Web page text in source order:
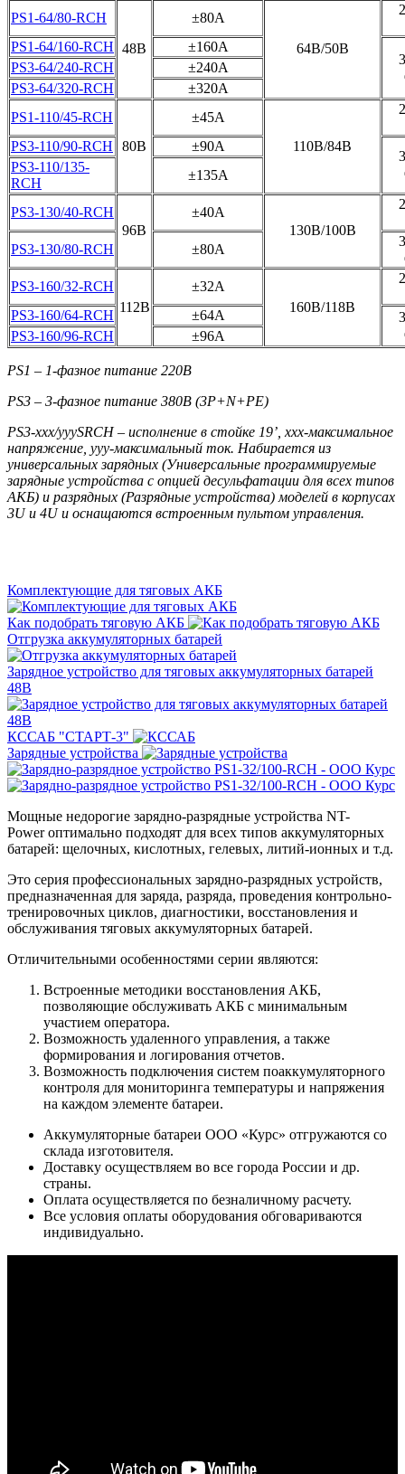
PS1-64/80-RCH
48B
±80А
64В/50В
PS1-64/160-RCH
±160A
PS3-64/240-RCH
±240A
PS3-64/320-RCH
±320A
PS1-110/45-RCH
80В
±45A
110В/84В
PS3-110/90-RCH ±90A
PS3-110/135-
RCH
±135А
PS3-130/40-RCH
96B
±40A
130В/100В
PS3-130/80-RCH ±80A
PS3-160/32-RCH
112B
±32A
160B/118В
PS3-160/64-RCH ±64A
PS3-160/96-RCH ±96A
PS1 – 1-фазное питание 220В
PS3 – 3-фазное питание 380В (3P+N+PE)
PS3-xxx/yyySRCH – исполнение в стойке 19’, xxx-максимальное
напряжение, yyy-максимальный ток. Набирается из
универсальных зарядных (Универсальные программируемые
зарядные устройства с опцией десульфатации для всех типов
АКБ) и разрядных (Разрядные устройства) моделей в корпусах
3U и 4U и оснащаются встроенным пультом управления.
Комплектующие для тяговых АКБ
Как подобрать тяговую АКБ
Отгрузка аккумуляторных батарей
Зарядное устройство для тяговых аккумуляторных батарей
48В
КССАБ "СТАРТ-3"
Зарядные устройства
Мощные недорогие зарядно-разрядные устройства NT-
Power оптимально подходят для всех типов аккумуляторных
батарей: щелочных, кислотных, гелевых, литий-ионных и т.д.
Это серия профессиональных зарядно-разрядных устройств,
предназначенная для заряда, разряда, проведения контрольно-
тренировочных циклов, диагностики, восстановления и
обслуживания тяговых аккумуляторных батарей.
Отличительными особенностями серии являются:
Встроенные методики восстановления АКБ,
позволяющие обслуживать АКБ с минимальным
участием оператора.
Возможность удаленного управления, а также
формирования и логирования отчетов.
Возможность подключения систем поаккумуляторного
контроля для мониторинга температуры и напряжения
на каждом элементе батареи.
Аккумуляторные батареи ООО «Курс» отгружаются со
склада изготовителя.
Доставку осуществляем во все города России и др.
страны.
Оплата осуществляется по безналичному расчету.
Все условия оплаты оборудования обговариваются
индивидуально.